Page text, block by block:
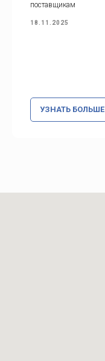
поставщикам
18.11.2025
УЗНАТЬ БОЛЬШЕ